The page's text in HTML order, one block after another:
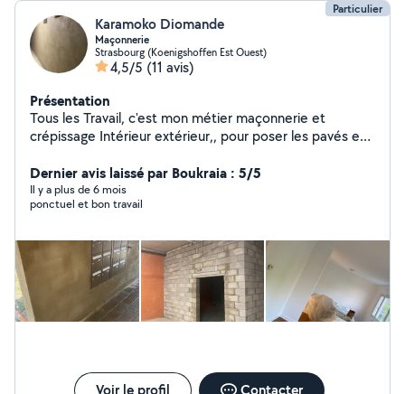
Particulier
Karamoko Diomande
Maçonnerie
Strasbourg (Koenigshoffen Est Ouest)
4,5/5 (11 avis)
Présentation
Tous les Travail, c'est mon métier maçonnerie et
crépissage Intérieur extérieur,, pour poser les pavés et
Dernier avis laissé par Boukraia : 5/5
Il y a plus de 6 mois
ponctuel et bon travail
Voir le profil Contacter